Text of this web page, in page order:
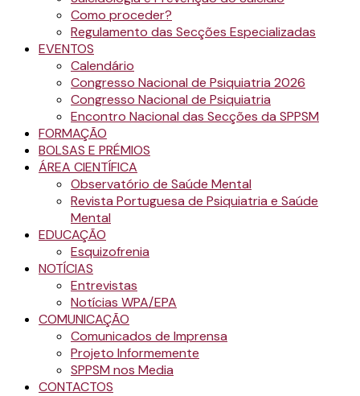
Como proceder?
Regulamento das Secções Especializadas
EVENTOS
Calendário
Congresso Nacional de Psiquiatria 2026
Congresso Nacional de Psiquiatria
Encontro Nacional das Secções da SPPSM
FORMAÇÃO
BOLSAS E PRÉMIOS
ÁREA CIENTÍFICA
Observatório de Saúde Mental
Revista Portuguesa de Psiquiatria e Saúde
Mental
EDUCAÇÃO
Esquizofrenia
NOTÍCIAS
Entrevistas
Notícias WPA/EPA
COMUNICAÇÃO
Comunicados de Imprensa
Projeto Informemente
SPPSM nos Media
CONTACTOS